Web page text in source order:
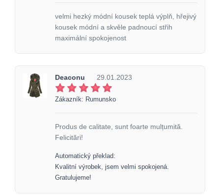
velmi hezký módní kousek teplá výplň, hřejivý
kousek módní a skvěle padnoucí střih
maximální spokojenost
Deaconu 29.01.2023
Zákazník: Rumunsko
Produs de calitate, sunt foarte mulțumită.
Felicitări!
Automatický překlad:
Kvalitní výrobek, jsem velmi spokojená.
Gratulujeme!